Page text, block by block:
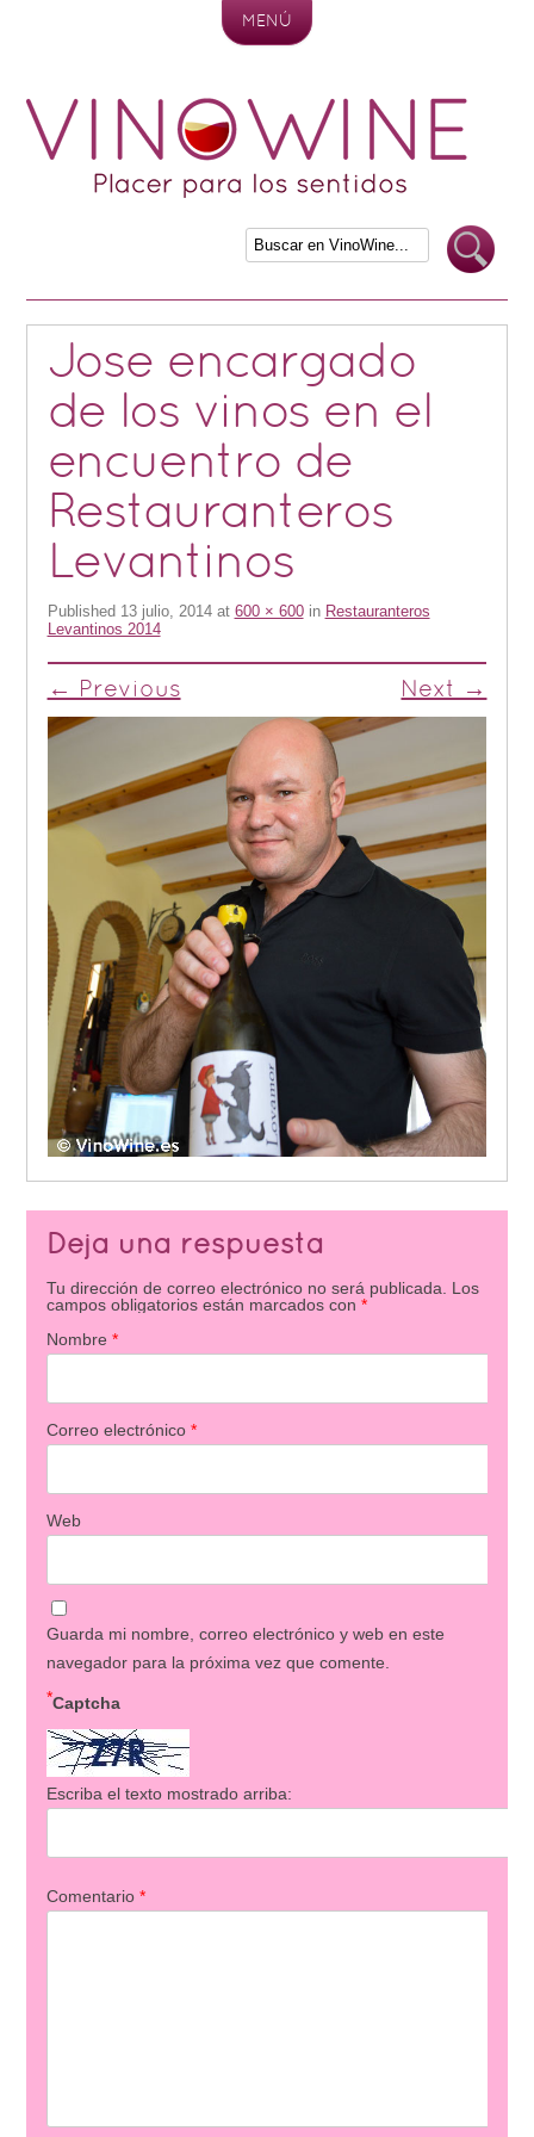
MENÚ
Jose encargado
de los vinos en el
encuentro de
Restauranteros
Levantinos
Published 13 julio, 2014at 600 × 600in Restauranteros
Levantinos 2014
← Previous Next →
Deja una respuesta
Tu dirección de correo electrónico no será publicada. Los
campos obligatorios están marcados con *
Nombre *
Correo electrónico *
Web
Guarda mi nombre, correo electrónico y web en este
navegador para la próxima vez que comente.
Captcha
*
Escriba el texto mostrado arriba:
Comentario *